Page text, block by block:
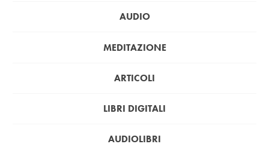
AUDIO
MEDITAZIONE
ARTICOLI
LIBRI DIGITALI
AUDIOLIBRI